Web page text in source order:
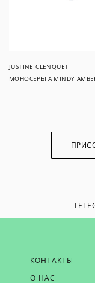
JUSTINE CLENQUET
МОНОСЕРЬГА MINDY
КОНТАКТЫ
О НАС